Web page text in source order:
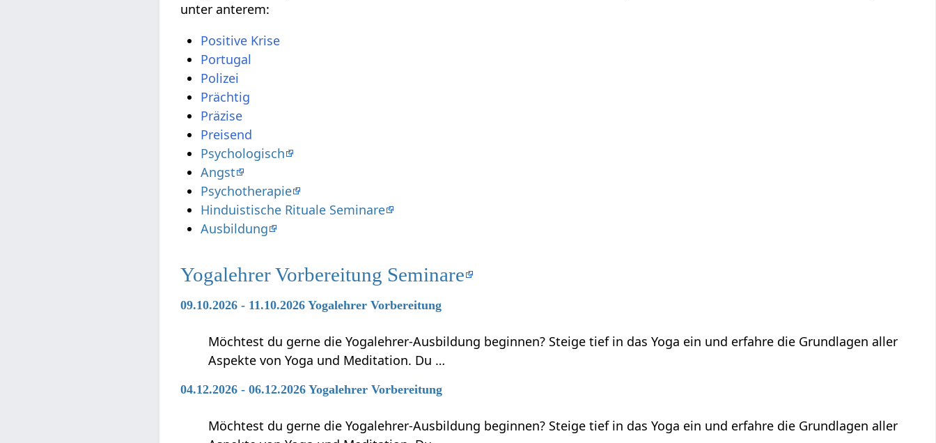
unter anterem:
Psychologisch
Angst
Psychotherapie
Hinduistische Rituale Seminare
Ausbildung
Yogalehrer Vorbereitung Seminare
09.10.2026 - 11.10.2026 Yogalehrer Vorbereitung
Möchtest du gerne die Yogalehrer-Ausbildung beginnen? Steige tief in das Yoga ein und erfahre die Grundlagen aller
Aspekte von Yoga und Meditation. Du …
04.12.2026 - 06.12.2026 Yogalehrer Vorbereitung
Möchtest du gerne die Yogalehrer-Ausbildung beginnen? Steige tief in das Yoga ein und erfahre die Grundlagen aller